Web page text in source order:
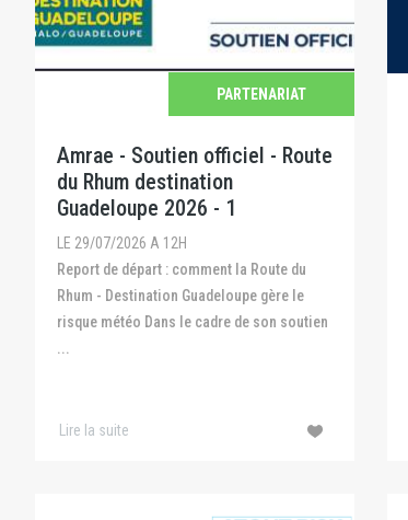
PARTENARIAT
Amrae - Soutien officiel - Route
du Rhum destination
Guadeloupe 2026 - 1
LE 29/07/2026 A 12H
Report de départ : comment la Route du
Rhum - Destination Guadeloupe gère le
risque météo Dans le cadre de son soutien
...
Lire la suite